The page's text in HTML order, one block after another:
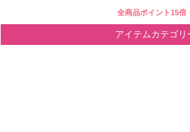
全商品ポイント15倍
アイテムカテゴリ
ディズ
ディズ